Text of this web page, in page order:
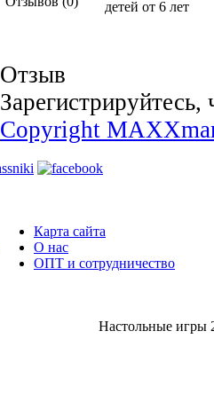
детей от 6 лет
Отзыв
Copyright
Карта сайта
О нас
ОПТ и сотрудничество